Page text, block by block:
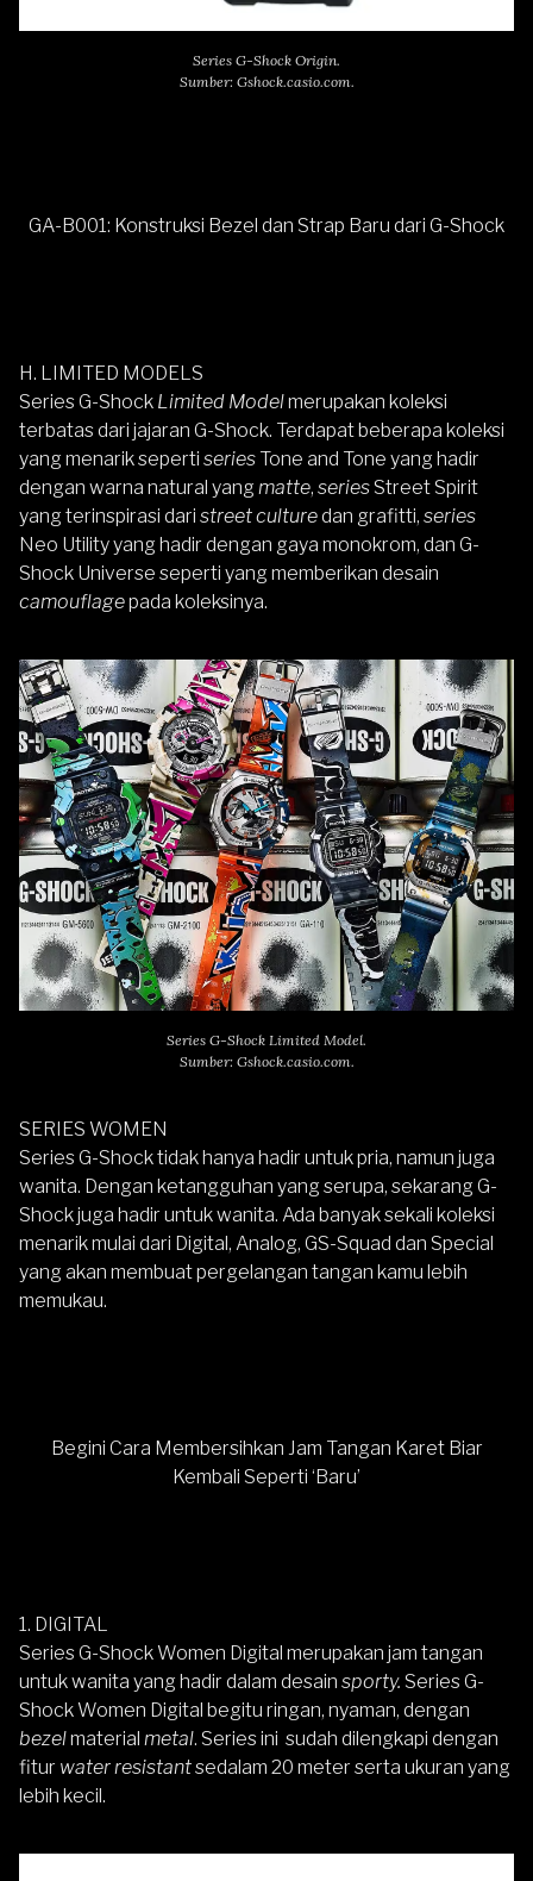
Series G-Shock Origin.
Sumber: Gshock.casio.com.
GA-B001: Konstruksi Bezel dan Strap Baru dari G-Shock
H. LIMITED MODELS
Series G-Shock Limited Modelmerupakan koleksi
terbatas dari jajaran G-Shock. Terdapat beberapa koleksi
yang menarik seperti series Tone and Tone yang hadir
dengan warna natural yang matte, series Street Spirit
yang terinspirasi dari street culturedan grafitti, series
Neo Utility yang hadir dengan gaya monokrom, dan G-
Shock Universe seperti yang memberikan desain
camouflagepada koleksinya.
Series G-Shock Limited Model.
Sumber: Gshock.casio.com.
SERIES WOMEN
Series G-Shock tidak hanya hadir untuk pria, namun juga
wanita. Dengan ketangguhan yang serupa, sekarang G-
Shock juga hadir untuk wanita. Ada banyak sekali koleksi
menarik mulai dari Digital, Analog, GS-Squad dan Special
yang akan membuat pergelangan tangan kamu lebih
memukau.
Begini Cara Membersihkan Jam Tangan Karet Biar
Kembali Seperti ‘Baru’
1. DIGITAL
Series G-Shock Women Digital merupakan jam tangan
untuk wanita yang hadir dalam desain sporty. Series G-
Shock Women Digital begitu ringan, nyaman, dengan
bezelmaterial metal. Series ini sudah dilengkapi dengan
fitur water resistantsedalam 20 meter serta ukuran yang
lebih kecil.